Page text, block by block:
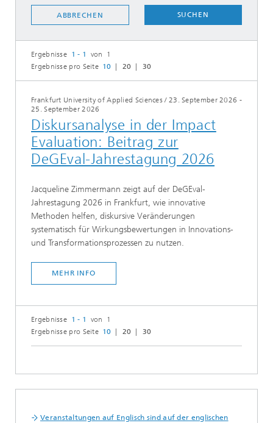
ABBRECHEN SUCHEN
Ergebnisse 1 - 1
von 1
Ergebnisse pro Seite 10 20 30
Frankfurt University of Applied Sciences/ 23. September 2026 -
25. September 2026
Diskursanalyse in der Impact
Evaluation: Beitrag zur
DeGEval-Jahrestagung 2026
Jacqueline Zimmermann zeigt auf der DeGEval-
Jahrestagung 2026 in Frankfurt, wie innovative
Methoden helfen, diskursive Veränderungen
systematisch für Wirkungsbewertungen in Innovations-
und Transformationsprozessen zu nutzen.
MEHR INFO
Ergebnisse 1 - 1
von 1
Ergebnisse pro Seite 10 20 30
Veranstaltungen auf Englisch sind auf der englischen